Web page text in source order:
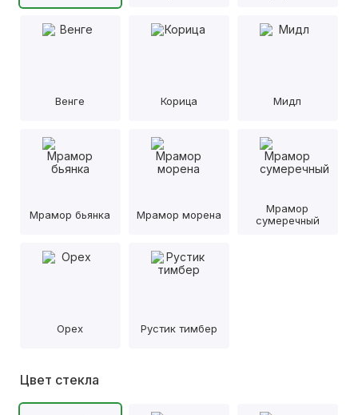
Венге Корица Мидл
Мрамор бьянка Мрамор морена
Мрамор
сумеречный
Орех Рустик тимбер
Цвет стекла